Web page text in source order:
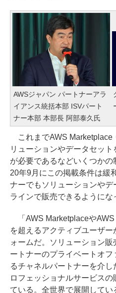
AWSジャパン パートナーアラ
イアンス統括本部 ISVパート
ナー本部 本部長 阿部泰久氏
これまでAWS Marketplace
リューションやデータセッ
が必要であるなどいくつか
20年9月にこの掲載条件は緩
ナーでもソリューションや
ラインで販売できるようにな
「AWS Marketplaceや
を超えるアクティブユーザ
ォームだ。ソリューション
ートナーのプライベートオ
るチャネルパートナーを介
ロフェッショナルサービス
ている。全世界で展開して